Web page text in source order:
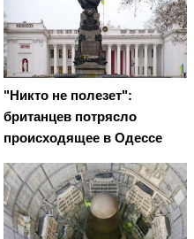
"Никто не полезет":
британцев потрясло
происходящее в Одессе